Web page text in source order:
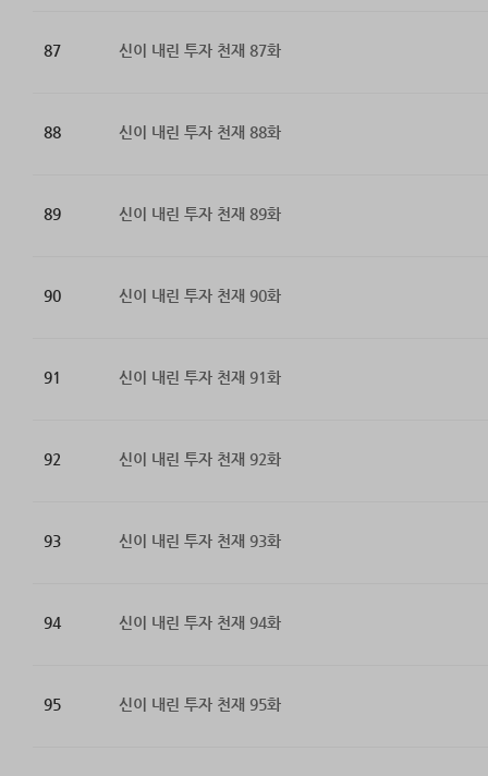
87 신이 내린 투자 천재 87화
88 신이 내린 투자 천재 88화
89 신이 내린 투자 천재 89화
90 신이 내린 투자 천재 90화
91 신이 내린 투자 천재 91화
92 신이 내린 투자 천재 92화
93 신이 내린 투자 천재 93화
94 신이 내린 투자 천재 94화
95 신이 내린 투자 천재 95화